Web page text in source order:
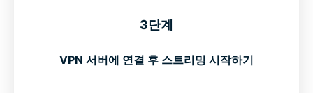
3단계
VPN 서버에 연결 후 스트리밍 시작하기